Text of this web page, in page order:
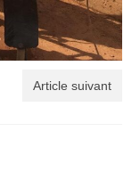
Article suivant